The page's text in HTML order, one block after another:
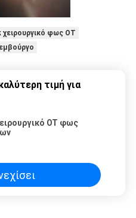
χειρουργικό φως OT
τιμή για
OT φως